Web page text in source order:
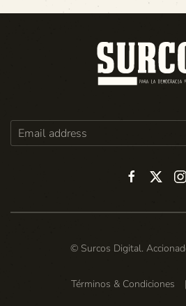
© Surcos Digital.
Términos & Condiciones